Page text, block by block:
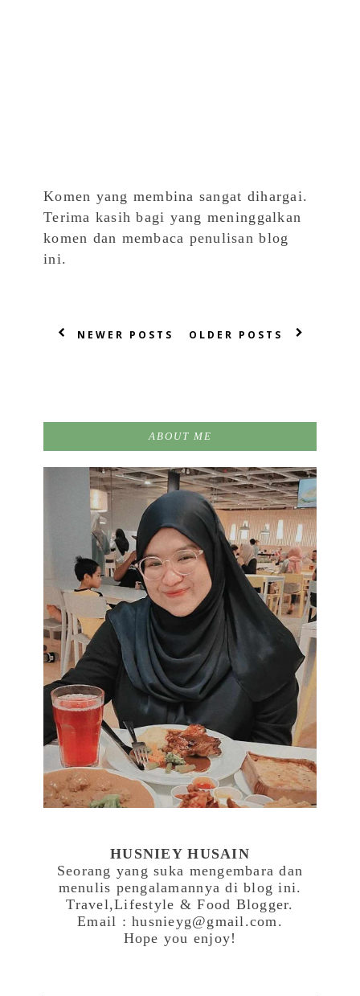
Komen yang membina sangat dihargai.
Terima kasih bagi yang meninggalkan
komen dan membaca penulisan blog
ini.
NEWER POSTS OLDER POSTS
ABOUT ME
HUSNIEY HUSAIN
Seorang yang suka mengembara dan
menulis pengalamannya di blog ini.
Travel,Lifestyle & Food Blogger.
Email : husnieyg@gmail.com.
Hope you enjoy!